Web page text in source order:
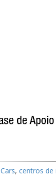
Cars, centros de